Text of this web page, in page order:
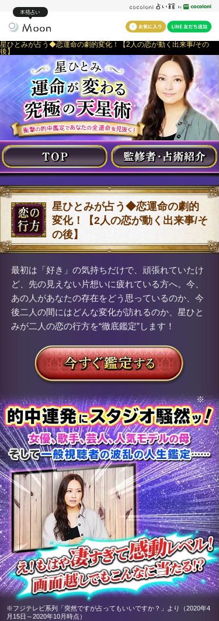
本格占い
星ひとみが占う◆恋運命の劇的変化！【2人の恋が動く出来事/その
後】
星ひとみが占う◆恋運命の劇的
変化！【2人の恋が動く出来事/そ
の後】
最初は「好き」の気持ちだけで、頑張れていたけ
ど、先の見えない片想いに疲れている方へ。今、
あの人があなたの存在をどう思っているのか、今
後二人の間にはどんな変化が訪れるのか、星ひと
みが二人の恋の行方を“徹底鑑定”します！
※
※フジテレビ系列「突然ですが占ってもいいですか？」より（2020年4
月15日～2020年10月時点）